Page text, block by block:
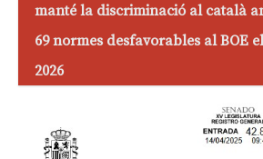
manté la discriminació al català
69 normes desfavorables al BOE el
2026